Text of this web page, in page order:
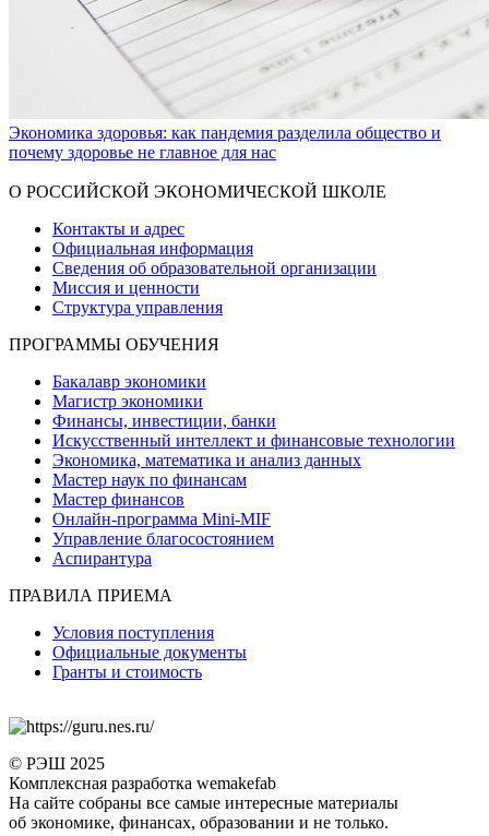
Экономика здоровья: как пандемия разделила общество и
почему здоровье не главное для нас
О РОССИЙСКОЙ ЭКОНОМИЧЕСКОЙ ШКОЛЕ
Контакты и адрес
Официальная информация
Сведения об образовательной организации
Миссия и ценности
Структура управления
ПРОГРАММЫ ОБУЧЕНИЯ
Бакалавр экономики
Магистр экономики
Финансы, инвестиции, банки
Искусственный интеллект и финансовые технологии
Экономика, математика и анализ данных
Мастер наук по финансам
Мастер финансов
Онлайн-программа Mini-MIF
Управление благосостоянием
Аспирантура
ПРАВИЛА ПРИЕМА
Условия поступления
Официальные документы
Гранты и стоимость
© РЭШ 2025
Комплексная разработка wemakefab
На сайте собраны все самые интересные материалы
об экономике, финансах, образовании и не только.